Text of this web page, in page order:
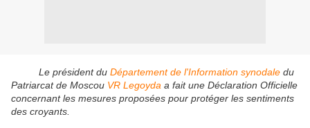
Le président du Département de l'Information synodale du
Patriarcat de Moscou VR Legoyda a fait une Déclaration Officielle
concernant les mesures proposées pour protéger les sentiments
des croyants.